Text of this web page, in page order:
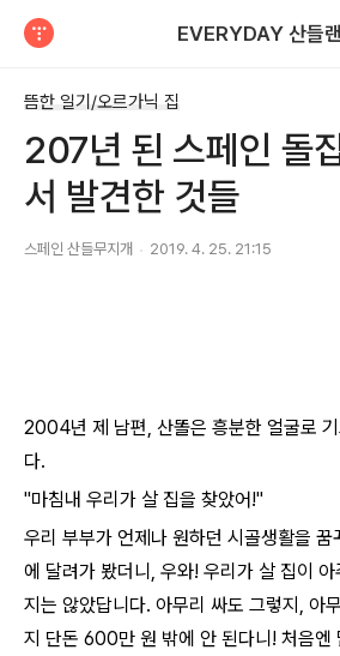
EVERYDAY 산들
뜸한 일기/오르가닉 집
207년 된 스페인 돌
서 발견한 것들
스페인 산들무지개 2019. 4. 25. 21:15
2004년 제 남편, 산똘은 흥분한 얼굴로
다.
"마침내 우리가 살 집을 찾았어!"
우리 부부가 언제나 원하던 시골생활을 꿈
에 달려가 봤더니, 우와! 우리가 살 집이
지는 않았답니다. 아무리 싸도 그렇지, 아
지 단돈 600만 원 밖에 안 된다니! 처음엔